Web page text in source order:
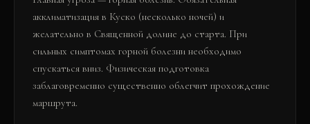
акклиматизация в Куско (несколько ночей) и
желательно в Священной долине до старта. При
сильных симптомах горной болезни необходимо
спускаться вниз. Физическая подготовка
заблаговременно существенно облегчит прохождение
маршрута.